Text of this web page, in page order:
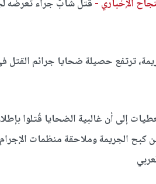
الإخباري -
إلى أن غالبية الضحايا قُتلوا
كبح الجريمة وملاحقة منظمات